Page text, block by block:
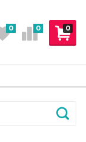
0
0 0